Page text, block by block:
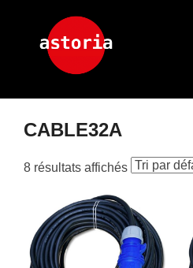
CABLE32A
8 résultats affichés